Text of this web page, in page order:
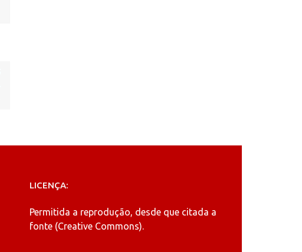
LICENÇA:
Permitida a reprodução, desde que citada a
fonte (Creative Commons).